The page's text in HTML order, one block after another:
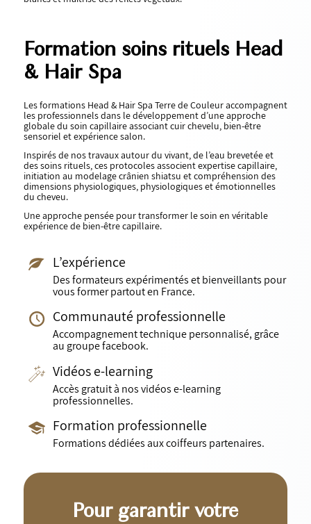
Formation soins rituels Head
&Hair Spa
Les formations Head & Hair Spa Terre de Couleur accompagnent
les professionnels dans le développement d’une approche
globale du soin capillaire associant cuir chevelu, bien-être
sensoriel et expérience salon.
Inspirés de nos travaux autour du vivant, de l’eau brevetée et
des soins rituels, ces protocoles associent expertise capillaire,
initiation au modelage crânien shiatsu et compréhension des
dimensions physiologiques, physiologiques et émotionnelles
du cheveu.
Une approche pensée pour transformer le soin en véritable
expérience de bien-être capillaire.
L’expérience
Des formateurs expérimentés et bienveillants pour
vous former partout en France.
Communauté professionnelle
Accompagnement technique personnalisé, grâce
au groupe facebook.
Vidéos e-learning
Accès gratuit à nos vidéos e-learning
professionnelles.
Formation professionnelle
Formations dédiées aux coiffeurs partenaires.
Pour garantir votre